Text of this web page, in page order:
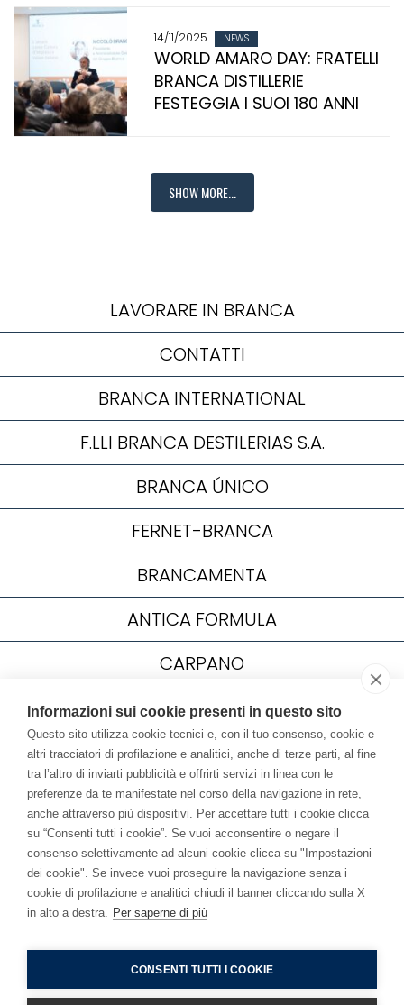
14/11/2025 NEWS
WORLD AMARO DAY: FRATELLI
BRANCA DISTILLERIE
FESTEGGIA I SUOI 180 ANNI
SHOW MORE...
LAVORARE IN BRANCA
CONTATTI
BRANCA INTERNATIONAL
F.LLI BRANCA DESTILERIAS S.A.
BRANCA ÚNICO
FERNET-BRANCA
BRANCAMENTA
ANTICA FORMULA
CARPANO
CAFFÉ BORGHETTI
YOUTUBE
BEVI RESPONSABILMENTE
FRATELLI BRANCA DISTILLERIE S.p.A.
© 2026 |via Broletto 35, 20121 Milano
Iscritta al R. I. di Milano al n. 00720670157
Codice Fiscale e P.IVA n.: 00720670157
Capitale Sociale Euro 1.500.000,00 i.v.
Cookie Policy–Informativa sulla Privacy–Informativa
Fornitori–Accessibilità
Informazioni sui cookie presenti in questo sito
Questo sito utilizza cookie tecnici e, con il tuo consenso, cookie e
altri tracciatori di profilazione e analitici, anche di terze parti, al fine
tra l’altro di inviarti pubblicità e offrirti servizi in linea con le
preferenze da te manifestate nel corso della navigazione in rete,
anche attraverso più dispositivi. Per accettare tutti i cookie clicca
su “Consenti tutti i cookie”. Se vuoi acconsentire o negare il
consenso selettivamente ad alcuni cookie clicca su "Impostazioni
dei cookie". Se invece vuoi proseguire la navigazione senza i
cookie di profilazione e analitici chiudi il banner cliccando sulla X
in alto a destra. Per saperne di più
CONSENTI TUTTI I COOKIE